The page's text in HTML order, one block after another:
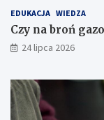
EDUKACJA WIEDZA
Czy na broń
24 lipca 2026